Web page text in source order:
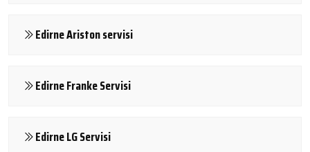
Edirne Ariston servisi
Edirne Franke Servisi
Edirne LG Servisi